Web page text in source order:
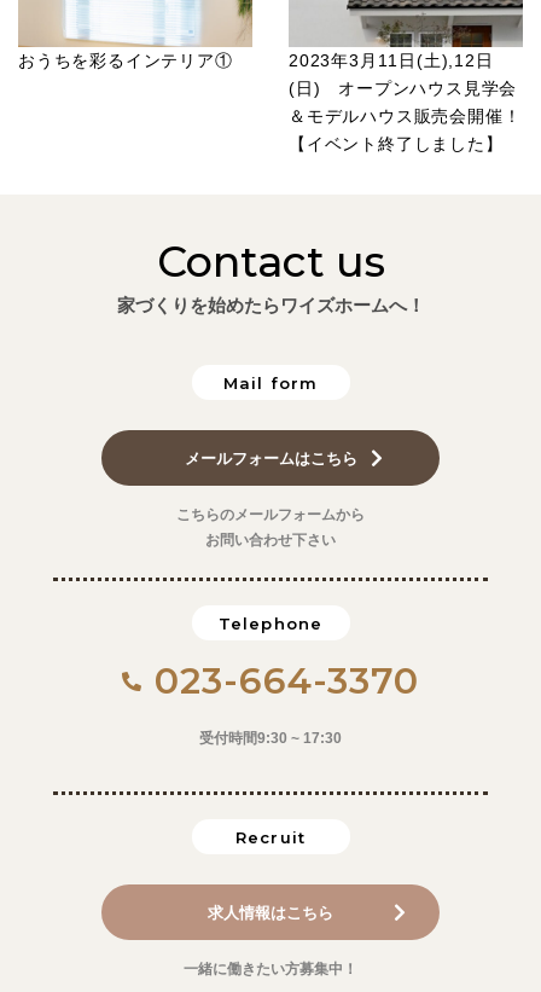
おうちを彩るインテリア①
2023年3月11日(土),12日
(日) オープンハウス見学会
＆モデルハウス販売会開催！
【イベント終了しました】
Contact us
家づくりを始めたらワイズホームへ！
Mail form
メールフォームはこちら
こちらのメールフォームから
お問い合わせ下さい
Telephone
023-664-3370
受付時間9:30 ~ 17:30
Recruit
求人情報はこちら
一緒に働きたい方募集中！